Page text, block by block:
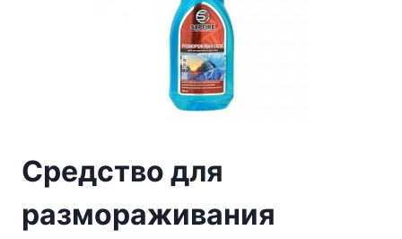
Средство для
размораживания